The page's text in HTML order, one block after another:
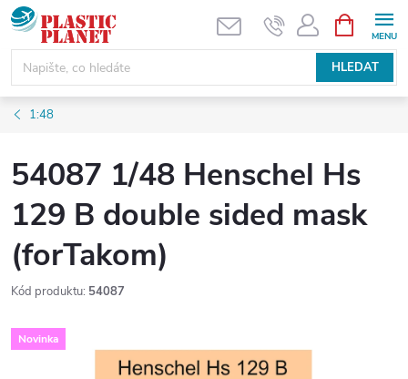
Přejít
na
obsah
HLEDAT
NÁKUPNÍ
KOŠÍK
1:48
54087 1/48 Henschel Hs
129 B double sided mask
(forTakom)
Kód produktu: 54087
Novinka